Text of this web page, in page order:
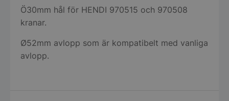
Ö30mm hål för HENDI 970515 och 970508
kranar.
Ø52mm avlopp som är kompatibelt med vanliga
avlopp.